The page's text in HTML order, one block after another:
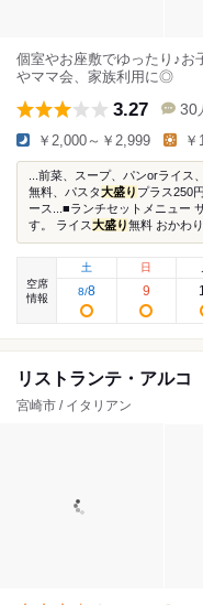
個室やお座敷でゆったり♪
やママ会、家族利用に◎
3.27 30
￥2,000～￥2,999
...前菜、スープ、パンorライ
無料、パスタ大盛り プラス250
ース...■ランチセットメニュー
す。 ライス大盛り無料 おかわ
空席
情報
土
8/8
日
9
リストランテ・アルコ
宮崎市 / イタリアン